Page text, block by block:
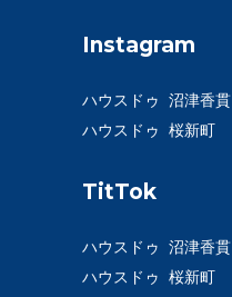
Instagram
ハウスドゥ 沼津香貫
ハウスドゥ 桜新町
TitTok
ハウスドゥ 沼津香貫
ハウスドゥ 桜新町